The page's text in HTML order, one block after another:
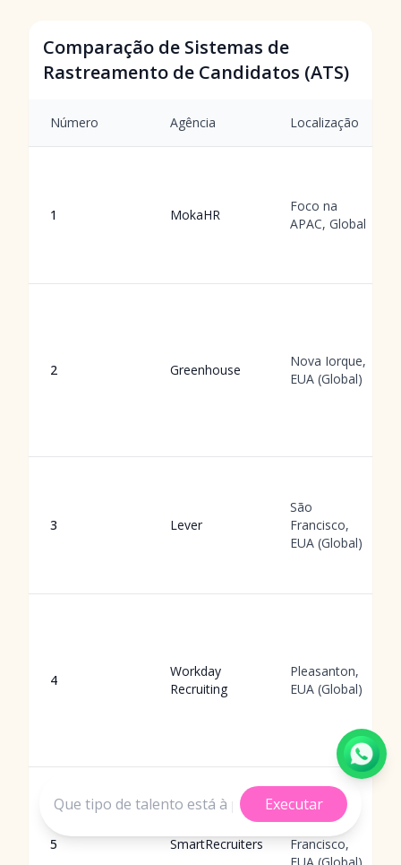
Comparação de Sistemas de
Rastreamento de Candidatos (ATS)
Número Agência Localização
1 MokaHR
Foco na
APAC, Global
2 Greenhouse
Nova Iorque,
EUA (Global)
3 Lever
São
Francisco,
EUA (Global)
4
Workday
Recruiting
Pleasanton,
EUA (Global)
5 SmartRecruiters
São
Francisco,
Executar